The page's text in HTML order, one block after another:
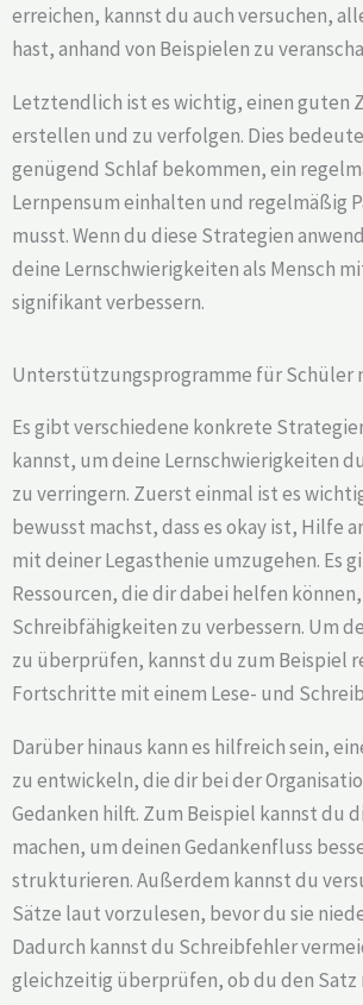
erreichen, kannst du auch versuchen,
hast, anhand von Beispielen zu
Letztendlich ist es wichtig, einen guten
erstellen und zu verfolgen. Dies
genügend Schlaf bekommen, ein
Lernpensum einhalten und regelmäßig
musst. Wenn du diese Strategien
deine Lernschwierigkeiten als Mensch
signifikant verbessern.
Unterstützungsprogramme für Schüler
Es gibt verschiedene konkrete
kannst, um deine Lernschwierigkeiten
zu verringern. Zuerst einmal ist es
bewusst machst, dass es okay ist, Hilfe
mit deiner Legasthenie umzugehen. Es
Ressourcen, die dir dabei helfen
Schreibfähigkeiten zu verbessern. Um
zu überprüfen, kannst du zum Beispiel
Fortschritte mit einem Lese- und
Darüber hinaus kann es hilfreich sein,
zu entwickeln, die dir bei der
Gedanken hilft. Zum Beispiel kannst du
machen, um deinen Gedankenfluss
strukturieren. Außerdem kannst du
Sätze laut vorzulesen, bevor du sie
Dadurch kannst du Schreibfehler
gleichzeitig überprüfen, ob du den